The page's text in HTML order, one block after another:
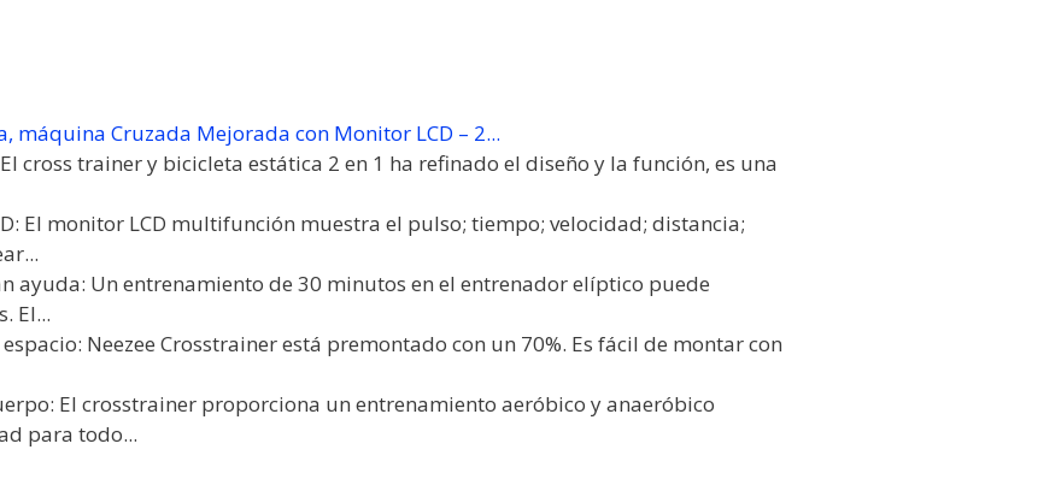
máquina Cruzada Mejorada con Monitor LCD – 2...
cross trainer y bicicleta estática 2 en 1 ha refinado el diseño y la función, es una
El monitor LCD multifunción muestra el pulso; tiempo; velocidad; distancia;
ayuda: Un entrenamiento de 30 minutos en el entrenador elíptico puede
El...
Neezee Crosstrainer está premontado con un 70%. Es fácil de montar con
El crosstrainer proporciona un entrenamiento aeróbico y anaeróbico
para todo...